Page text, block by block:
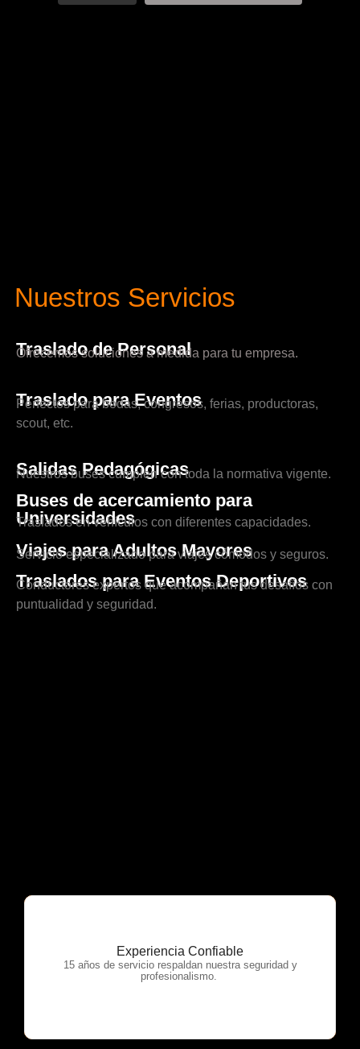
Nuestros Servicios
Traslado de Personal
Ofrecemos soluciones a medida para tu empresa.
Traslado para Eventos
Perfectos para bodas, congresos, ferias, productoras,
scout, etc.
Salidas Pedagógicas
Nuestros buses cumplen con toda la normativa vigente.
Buses de acercamiento para
Universidades
Traslados en vehículos con diferentes capacidades.
Viajes para Adultos Mayores
Servicio especializado para viajes cómodos y seguros.
Traslados para Eventos Deportivos
Conductores expertos que acompañan tus desafíos con
puntualidad y seguridad.
Experiencia Confiable
15 años de servicio respaldan nuestra seguridad y
profesionalismo.
OTP Servicios